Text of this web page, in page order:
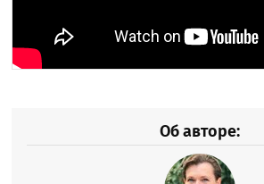
Об авторе: